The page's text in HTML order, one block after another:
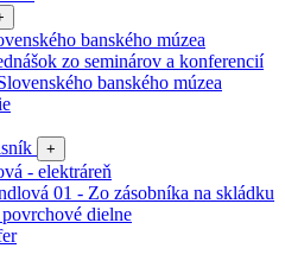
banského múzea
zo seminárov a konferencií
banského múzea
+
- elektráreň
01 - Zo zásobníka na skládku
dielne